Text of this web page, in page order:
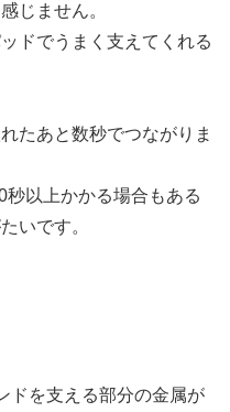
じません。
ドでうまく支えてくれる
たあと数秒でつながりま
以上かかる場合もある
いです。
ドを支える部分の金属が